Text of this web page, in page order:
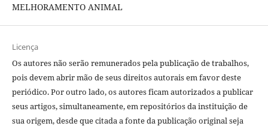
MELHORAMENTO ANIMAL
Licença
Os autores não serão remunerados pela publicação de trabalhos,
pois devem abrir mão de seus direitos autorais em favor deste
periódico. Por outro lado, os autores ficam autorizados a publicar
seus artigos, simultaneamente, em repositórios da instituição de
sua origem, desde que citada a fonte da publicação original seja